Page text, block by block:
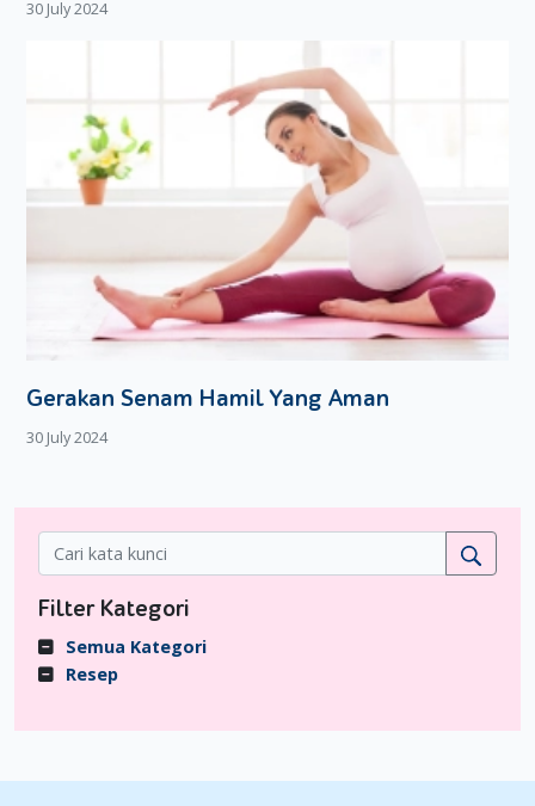
30 July 2024
Gerakan Senam Hamil Yang Aman
30 July 2024
Filter Kategori
Semua Kategori
Resep